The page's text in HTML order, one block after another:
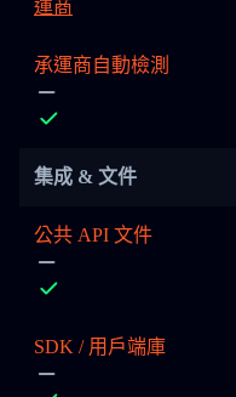
運商
承運商自動檢測
集成 & 文件
公共 API 文件
SDK / 用戶端庫